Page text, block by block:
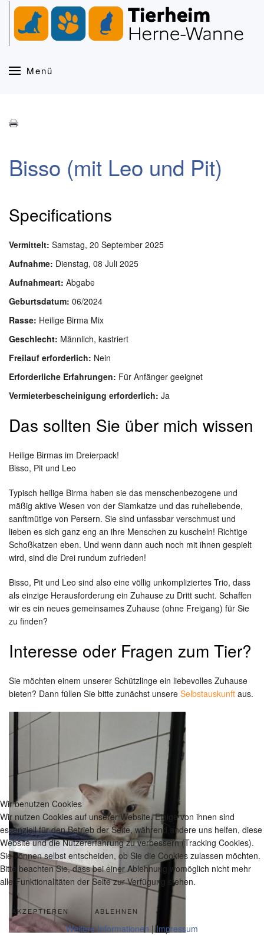
Zum Hauptinhalt springen
Menü
Bisso (mit Leo und Pit)
Specifications
Vermittelt: Samstag, 20 September 2025
Aufnahme: Dienstag, 08 Juli 2025
Aufnahmeart: Abgabe
Geburtsdatum: 06/2024
Rasse: Heilige Birma Mix
Geschlecht: Männlich, kastriert
Freilauf erforderlich: Nein
Erforderliche Erfahrungen: Für Anfänger geeignet
Vermieterbescheinigung erforderlich: Ja
Das sollten Sie über mich wissen
Heilige Birmas im Dreierpack!
Bisso, Pit und Leo
Typisch heilige Birma haben sie das menschenbezogene und
mäßig aktive Wesen von der Siamkatze und das ruheliebende,
sanftmütige von Persern. Sie sind unfassbar verschmust und
lieben es sich ganz eng an ihre Menschen zu kuscheln! Richtige
Schoßkatzen eben. Und wenn dann auch noch mit ihnen gespielt
wird, sind die Drei rundum zufrieden!
Bisso, Pit und Leo sind also eine völlig unkompliziertes Trio, dass
als einzige Herausforderung ein Zuhause zu Dritt sucht. Schaffen
wir es ein neues gemeinsames Zuhause (ohne Freigang) für Sie
zu finden?
Interesse oder Fragen zum Tier?
Sie möchten einem unserer Schützlinge ein liebevolles Zuhause
bieten? Dann füllen Sie bitte zunächst unsere Selbstauskunft aus.
Wir benutzen Cookies
Wir nutzen Cookies auf unserer Website. Einige von ihnen sind
essenziell für den Betrieb der Seite, während andere uns helfen, diese
Website und die Nutzererfahrung zu verbessern (Tracking Cookies).
Sie können selbst entscheiden, ob Sie die Cookies zulassen möchten.
Bitte beachten Sie, dass bei einer Ablehnung womöglich nicht mehr
alle Funktionalitäten der Seite zur Verfügung stehen.
AKZEPTIEREN ABLEHNEN
Weitere Informationen |Impressum